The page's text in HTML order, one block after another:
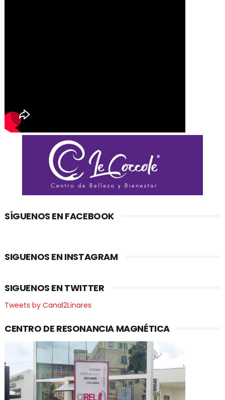
SÍGUENOS EN FACEBOOK
SIGUENOS EN INSTAGRAM
SIGUENOS EN TWITTER
Tweets by Canal2Linares
CENTRO DE RESONANCIA MAGNÉTICA